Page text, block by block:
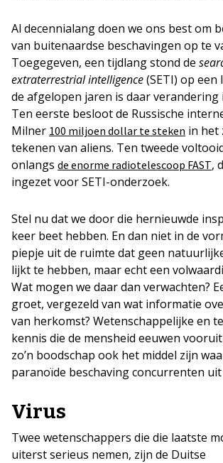
Al decennialang doen we ons best om
van buitenaardse beschavingen op te
Toegegeven, een tijdlang stond de
extraterrestrial intelligence(SETI) op een
de afgelopen jaren is daarverandering
Ten eerste besloot de Russische
Milner 100 miljoen dollar te steken in het
tekenen van aliens. Ten tweede
onlangs de enorme radiotelescoop FAST,
ingezet voor SETI-onderzoek.
Stel nu dat we door die hernieuwde
keer beet hebben. En dan niet in de
piepje uit de ruimte dat geen
lijkt te hebben, maar echt een
Wat mogen we daar dan verwachten?
groet, vergezeld van wat informatie
van herkomst? Wetenschappelijke en
kennis die de mensheid eeuwen vooruit
zo’n boodschap ook het middel zijn
paranoïde beschaving concurrenten
Virus
Twee wetenschappers die die laatste
uiterst serieus nemen, zijn de Duitse